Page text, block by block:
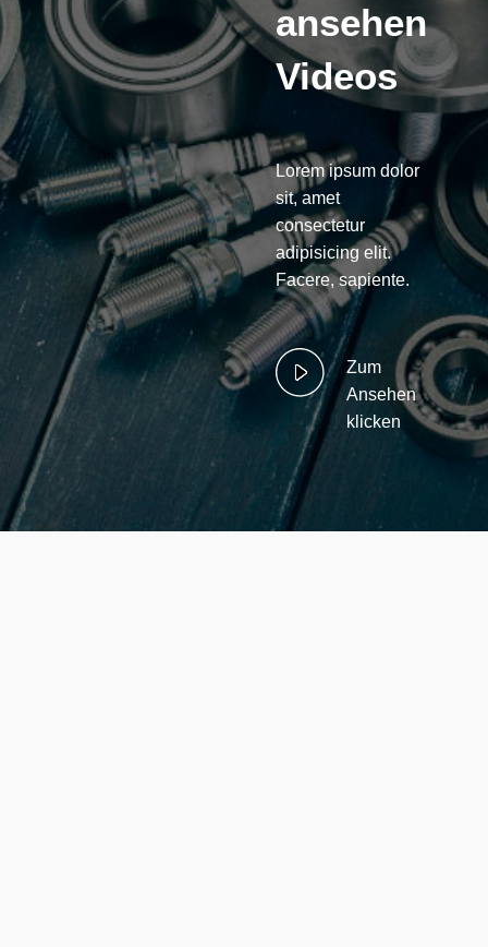
ansehen
Videos
Lorem ipsum dolor
sit, amet
consectetur
adipisicing elit.
Facere, sapiente.
Zum
Ansehen
klicken